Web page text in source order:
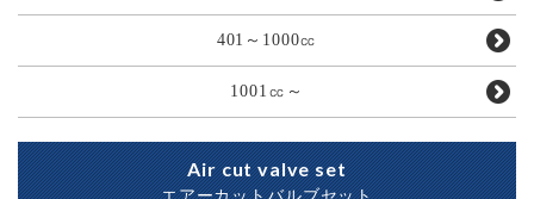
401～1000㏄
1001㏄～
Air cut valve set